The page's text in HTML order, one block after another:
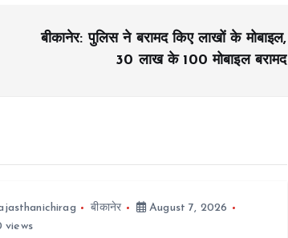
बीकानेर: पुलिस ने बरामद किए लाखों के मोबाइल,
30 लाख के 100 मोबाइल बरामद
बीकानेर
August 7, 2026
views